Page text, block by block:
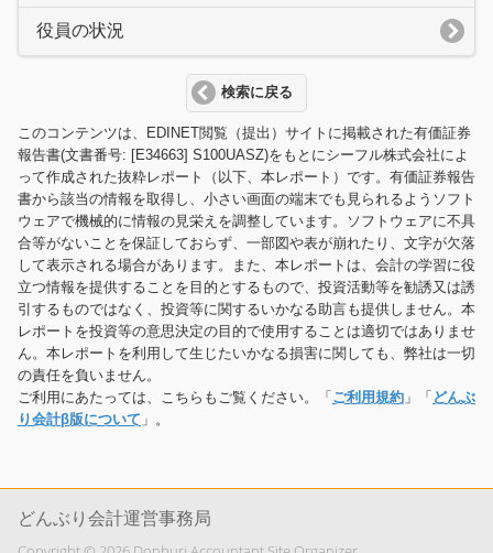
役員の状況
検索に戻る
このコンテンツは、EDINET閲覧（提出）サイトに掲載された有価証券
報告書(文書番号: [E34663] S100UASZ)をもとにシーフル株式会社によ
って作成された抜粋レポート（以下、本レポート）です。有価証券報告
書から該当の情報を取得し、小さい画面の端末でも見られるようソフト
ウェアで機械的に情報の見栄えを調整しています。ソフトウェアに不具
合等がないことを保証しておらず、一部図や表が崩れたり、文字が欠落
して表示される場合があります。また、本レポートは、会計の学習に役
立つ情報を提供することを目的とするもので、投資活動等を勧誘又は誘
引するものではなく、投資等に関するいかなる助言も提供しません。本
レポートを投資等の意思決定の目的で使用することは適切ではありませ
ん。本レポートを利用して生じたいかなる損害に関しても、弊社は一切
の責任を負いません。
ご利用にあたっては、こちらもご覧ください。「 ご利用規約 」「 どんぶ
り会計β版について 」。
どんぶり会計運営事務局